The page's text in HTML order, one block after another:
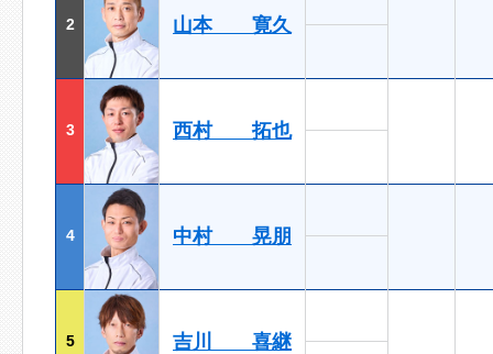
2 山本 寛久
3 西村 拓也
4 中村 晃朋
5 吉川 喜継